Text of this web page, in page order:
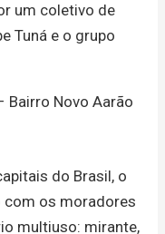
um coletivo de
Tuná e o grupo
Bairro Novo Aarão
do Brasil, o
com os moradores
multiuso: mirante,